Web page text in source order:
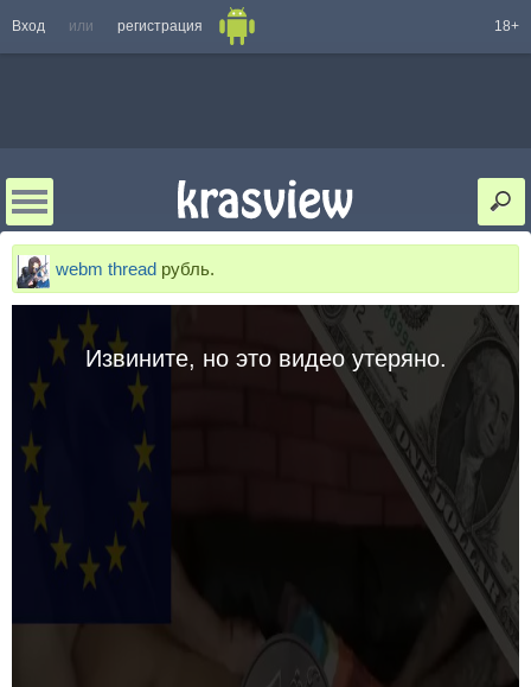
Вход или регистрация 18+
webm thread рубль.
Извините, но это видео утеряно.